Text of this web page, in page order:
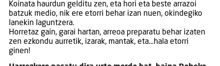
Koinata haurdun gelditu zen, eta hori eta beste arrazoi
batzuk medio, nik ere etorri behar izan nuen, okindegiko
lanekin laguntzera.
Horretaz gain, garai hartan, arreoa preparatu behar izaten
zen ezkondu aurretik, izarak, mantak, eta…hala etorri
ginen!